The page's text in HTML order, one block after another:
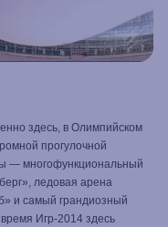
здесь, в Олимпийском
прогулочной
— многофункциональный
ледовая арена
и самый грандиозный
Игр-2014 здесь